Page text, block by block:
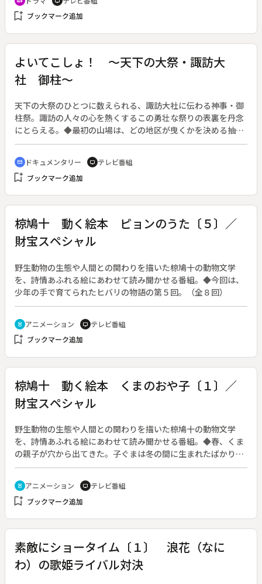
８月１６日～９月６日放送、全４回）◆最終回「みんなといた
い」。英吉（西田敏行）と夏子（古手川祐子）がそれぞれの思
使って二人を家に呼び戻し、仲直りバーベキューパーティーを
計画する。そのおかげで、心のわだかまりがほぐれる二人。そ
して夏子は死んだ夫・公平が、いかに英吉のことを考えていた
かを語り出す。
bookmark_add ブックマーク追加
よいてこしょ！ ～天下の大祭・諏訪大
社 御柱～
天下の大祭のひとつに数えられる、諏訪大社に伝わる神事・御
柱祭。諏訪の人々の心を熱くするこの勇壮な祭りの表裏を丹念
にとらえる。◆最初の山場は、どの地区が曳くかを決める抽せ
ん式。一番太い「本宮一の御柱」を願って、氏子たちは毎朝の
ように大社を訪れる。くじを引く氏子総代にかかる重圧も大き
い。危険と隣り合わせなことでも名高い「木落とし」で、先頭
に乗る「華乗り」は諏訪の男にとって最大の栄誉。また、御柱
衆は親戚一同総出で料理を作って見知らぬ人まで歓待する。台
所は戦場さながらである。
cinematic_blur ドキュメンタリー tv テレビ番組
bookmark_add ブックマーク追加
椋鳩十 動く絵本 ピョンのうた〔５〕／
財宝スペシャル
野生動物の生態や人間との関わりを描いた椋鳩十の動物文学
を、詩情あふれる絵にあわせて読み聞かせる番組。◆今回は、
少年の手で育てられたヒバリの物語の第５回。（全８回）
cruelty_free アニメーション tv テレビ番組
bookmark_add ブックマーク追加
椋鳩十 動く絵本 くまのおや子〔１〕／
財宝スペシャル
野生動物の生態や人間との関わりを描いた椋鳩十の動物文学
を、詩情あふれる絵にあわせて読み聞かせる番組。◆春、くま
の親子が穴から出てきた。子ぐまは冬の間に生まれたばかり
だ。まっ先に食べるのはフキノトウだ。夏は小川でカニを食べ
てのんびりすごす。（全３回）
cruelty_free アニメーション tv テレビ番組
bookmark_add ブックマーク追加
素敵にショータイム〔１〕 浪花（なに
わ）の歌姫ライバル対決